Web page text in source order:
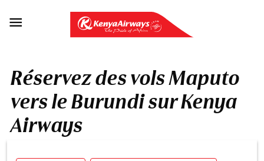

Réservez des vols Maputo
vers le Burundi sur Kenya
Airways